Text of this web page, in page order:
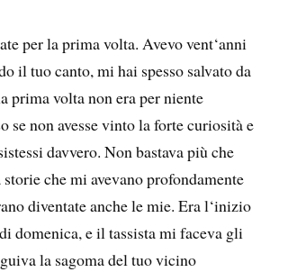
per la prima volta. Avevo vent‘anni
il tuo canto, mi hai spesso salvato da
prima volta non era per niente
se non avesse vinto la forte curiosità e
davvero. Non bastava più che
che mi avevano profondamente
diventate anche le mie. Era l‘inizio
domenica, e il tassista mi faceva gli
la sagoma del tuo vicino